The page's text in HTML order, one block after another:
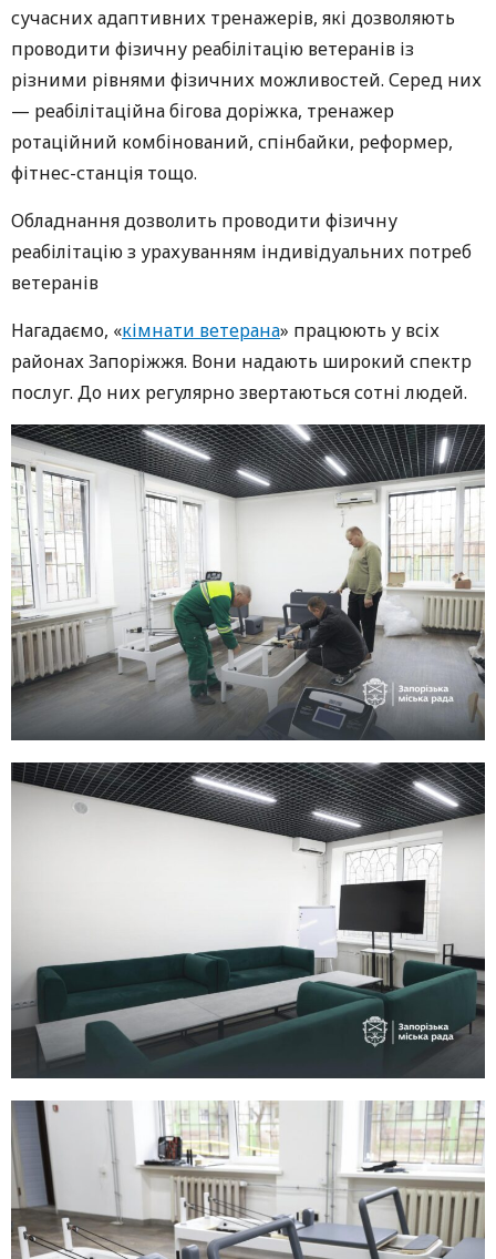
сучасних адаптивних тренажерів, які дозволяють
проводити фізичну реабілітацію ветеранів із
різними рівнями фізичних можливостей. Серед них
— реабілітаційна бігова доріжка, тренажер
ротаційний комбінований, спінбайки, реформер,
фітнес-станція тощо.
Обладнання дозволить проводити фізичну
реабілітацію з урахуванням індивідуальних потреб
ветеранів
Нагадаємо, «кімнати ветерана» працюють у всіх
районах Запоріжжя. Вони надають широкий спектр
послуг. До них регулярно звертаються сотні людей.